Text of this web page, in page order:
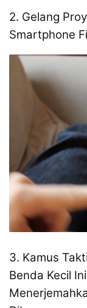
2. Gelang
Smartphone
3. Kamus
Benda Kecil